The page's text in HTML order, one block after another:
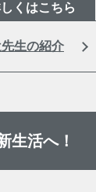
くはこちら
生の紹介
生活へ！